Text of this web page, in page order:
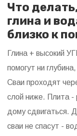
Что
глина и
близко к
Глина + высокий
помогут ни
Сваи проходят
слой ниже. Плита -
дому сдвигаться.
сваи не спасут -